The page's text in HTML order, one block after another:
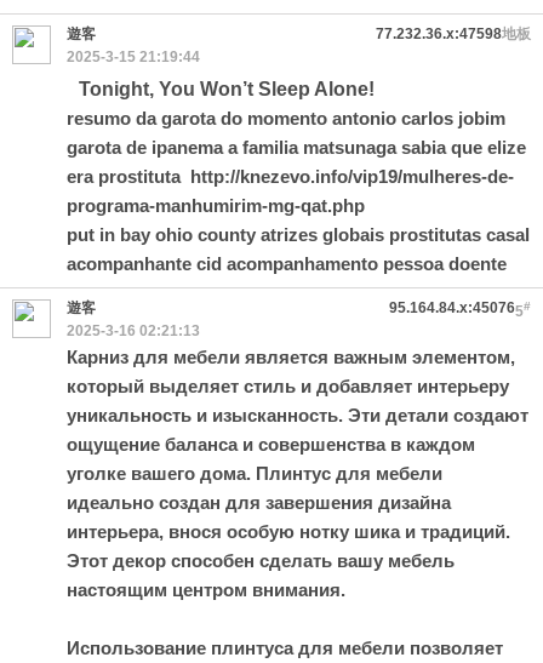
地板
遊客
77.232.36.x:47598
2025-3-15 21:19:44
Tonight, You Won’t Sleep Alone!
resumo da garota do momento antonio carlos jobim
garota de ipanema a familia matsunaga sabia que elize
era prostituta http://knezevo.info/vip19/mulheres-de-
programa-manhumirim-mg-qat.php
put in bay ohio county atrizes globais prostitutas casal
acompanhante cid acompanhamento pessoa doente
5#
遊客
95.164.84.x:45076
2025-3-16 02:21:13
Карниз для мебели является важным элементом,
который выделяет стиль и добавляет интерьеру
уникальность и изысканность. Эти детали создают
ощущение баланса и совершенства в каждом
уголке вашего дома. Плинтус для мебели
идеально создан для завершения дизайна
интерьера, внося особую нотку шика и традиций.
Этот декор способен сделать вашу мебель
настоящим центром внимания.
Использование плинтуса для мебели позволяет